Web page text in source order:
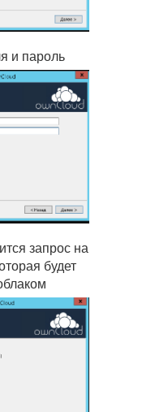
и пароль
запрос на
будет